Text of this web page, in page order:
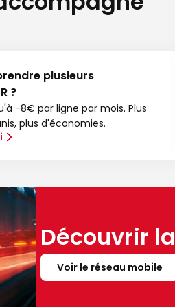
plusieurs
?
-8€ par ligne par mois. Plus
plus d'économies.
Découvrir
Voir le réseau mobile